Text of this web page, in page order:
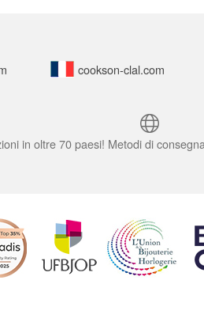
cookson-clal.com
in oltre 70 paesi! Metodi di